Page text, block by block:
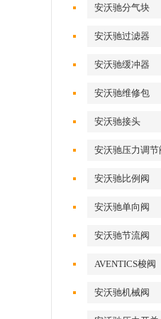
安沃驰分气块
安沃驰过滤器
安沃驰缓冲器
安沃驰维修包
安沃驰接头
安沃驰压力调节
安沃驰比例阀
安沃驰单向阀
安沃驰节流阀
AVENTICS梭阀
安沃驰机械阀